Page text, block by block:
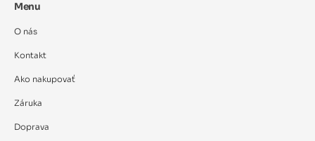
Menu
O nás
Kontakt
Ako nakupovať
Záruka
Doprava